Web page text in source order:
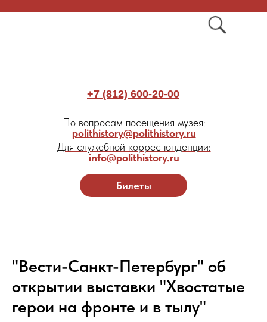
Билеты
+7 (812) 600-20-00
По вопросам посещения музея:
polithistory@polithistory.ru
Для служебной корреспонденции:
info@polithistory.ru
"Вести-Санкт-Петербург" об
открытии выставки "Хвостатые
герои на фронте и в тылу"